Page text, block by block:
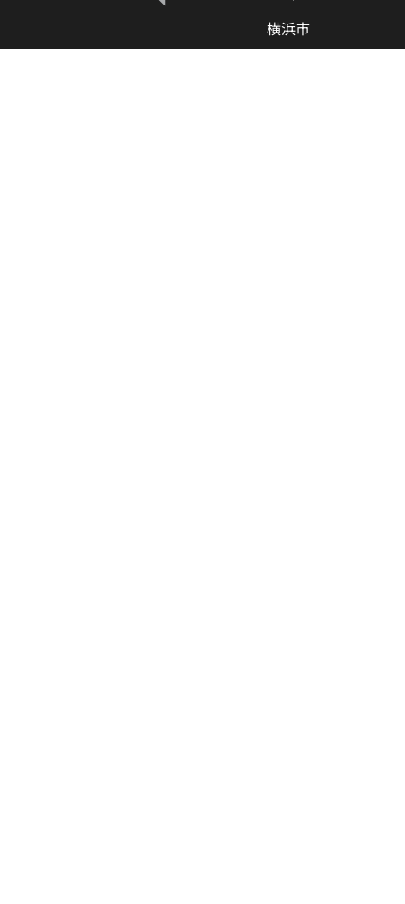
横浜市